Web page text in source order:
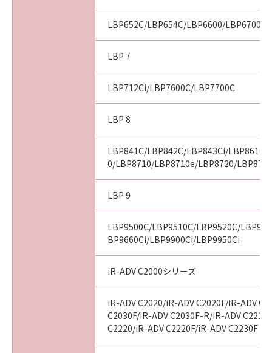
LBP652C/LBP654C/LBP6600/LBP6700/
LBP 7
LBP712Ci/LBP7600C/LBP7700C
LBP 8
LBP841C/LBP842C/LBP843Ci/LBP8610/
0/LBP8710/LBP8710e/LBP8720/
LBP 9
LBP9500C/LBP9510C/LBP9520C/
BP9660Ci/LBP9900Ci/LBP9950Ci
iR-ADV C2000シリーズ
iR-ADV C2020/iR-ADV C2020F/iR-ADV
C2030F/iR-ADV C2030F-R/iR-ADV
C2220/iR-ADV C2220F/iR-ADV C2230F